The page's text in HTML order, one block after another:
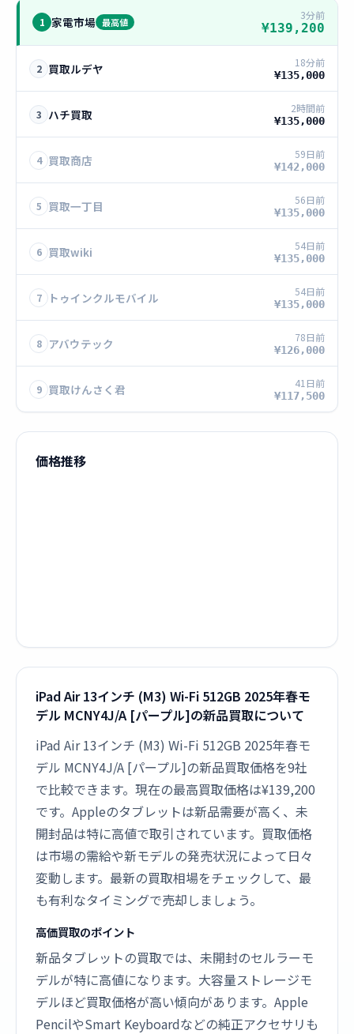
1 家電市場 最高値
3分前
¥139,200
2 買取ルデヤ 18分前
¥135,000
3 ハチ買取 2時間前
¥135,000
4 買取商店 59日前
¥142,000
5 買取一丁目 56日前
¥135,000
6 買取wiki 54日前
¥135,000
7 トゥインクルモバイル 54日前
¥135,000
8 アバウテック 78日前
¥126,000
9 買取けんさく君 41日前
¥117,500
価格推移
iPad Air 13インチ (M3) Wi-Fi 512GB 2025年春モ
デル MCNY4J/A [パープル]の新品買取について
iPad Air 13インチ (M3) Wi-Fi 512GB 2025年春モ
デル MCNY4J/A [パープル]の新品買取価格を9社
で比較できます。現在の最高買取価格は¥139,200
です。Appleのタブレットは新品需要が高く、未
開封品は特に高値で取引されています。買取価格
は市場の需給や新モデルの発売状況によって日々
変動します。最新の買取相場をチェックして、最
も有利なタイミングで売却しましょう。
高価買取のポイント
新品タブレットの買取では、未開封のセルラーモ
デルが特に高値になります。大容量ストレージモ
デルほど買取価格が高い傾向があります。Apple
PencilやSmart Keyboardなどの純正アクセサリも